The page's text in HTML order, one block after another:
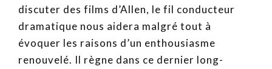
discuter des films d’Allen, le fil conducteur
dramatique nous aidera malgré tout à
évoquer les raisons d’un enthousiasme
renouvelé. Il règne dans ce dernier long-